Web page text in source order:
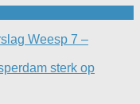
Weesp 7 –
sterk op